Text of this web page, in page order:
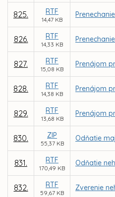
825. RTF
14,47 KB
826. RTF
14,33 KB
827. RTF
15,08 KB
Prenájom
828. RTF
14,38 KB
Prenájom
829. RTF
13,68 KB
Prenájom
830. ZIP
55,37 KB
Odňatie
831. RTF
170,49 KB
Odňatie
832. RTF
59,67 KB
Zverenie